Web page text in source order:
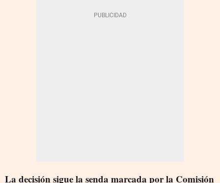
La decisión sigue la senda marcada por la Comisión